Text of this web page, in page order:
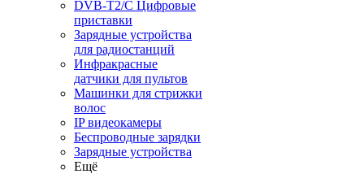
DVB-T2/C Цифровые
приставки
Зарядные устройства
для радиостанций
Инфракрасные
датчики для пультов
Машинки для стрижки
волос
IP видеокамеры
Беспроводные зарядки
Зарядные устройства
Ещё